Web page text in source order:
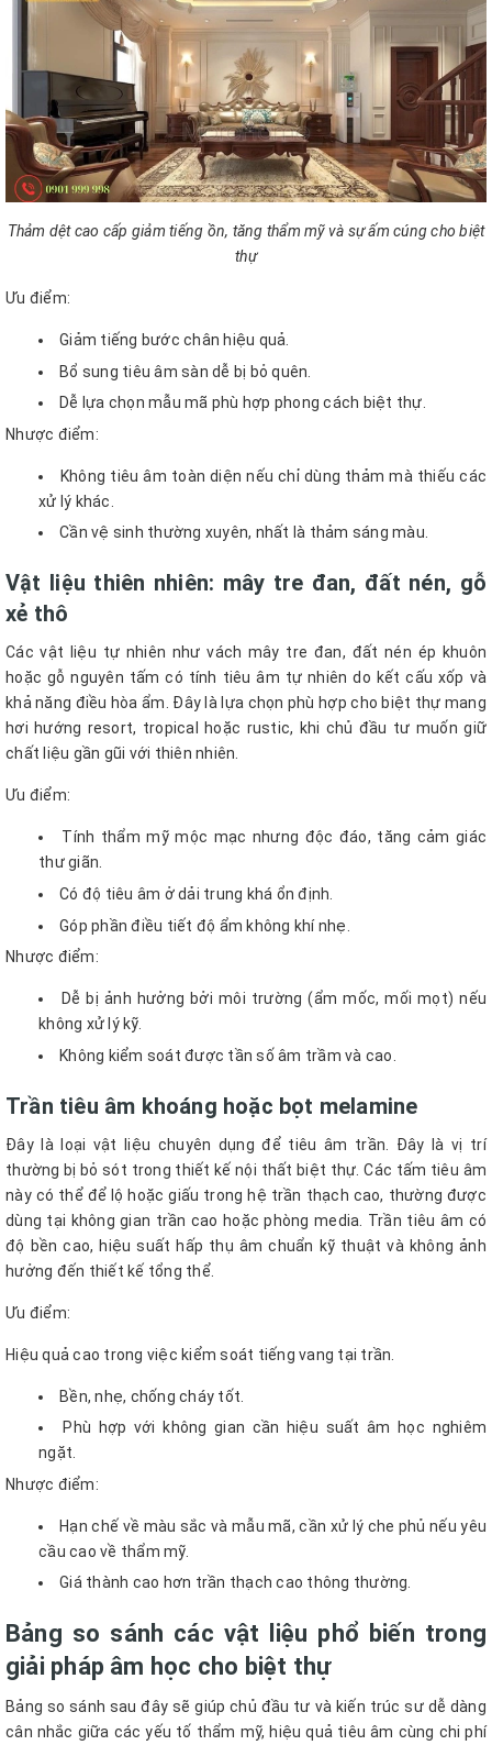
Thảm dệt cao cấp giảm tiếng ồn, tăng thẩm mỹ và sự ấm cúng cho biệt
thự
Ưu điểm:
Giảm tiếng bước chân hiệu quả.
Bổ sung tiêu âm sàn dễ bị bỏ quên.
Dễ lựa chọn mẫu mã phù hợp phong cách biệt thự.
Nhược điểm:
Không tiêu âm toàn diện nếu chỉ dùng thảm mà thiếu các
xử lý khác.
Cần vệ sinh thường xuyên, nhất là thảm sáng màu.
Vật liệu thiên nhiên: mây tre đan, đất nén, gỗ
xẻ thô
Các vật liệu tự nhiên như vách mây tre đan, đất nén ép khuôn
hoặc gỗ nguyên tấm có tính tiêu âm tự nhiên do kết cấu xốp và
khả năng điều hòa ẩm. Đây là lựa chọn phù hợp cho biệt thự mang
hơi hướng resort, tropical hoặc rustic, khi chủ đầu tư muốn giữ
chất liệu gần gũi với thiên nhiên.
Ưu điểm:
Tính thẩm mỹ mộc mạc nhưng độc đáo, tăng cảm giác
thư giãn.
Có độ tiêu âm ở dải trung khá ổn định.
Góp phần điều tiết độ ẩm không khí nhẹ.
Nhược điểm:
Dễ bị ảnh hưởng bởi môi trường (ẩm mốc, mối mọt) nếu
không xử lý kỹ.
Không kiểm soát được tần số âm trầm và cao.
Trần tiêu âm khoáng hoặc bọt melamine
Đây là loại vật liệu chuyên dụng để tiêu âm trần. Đây là vị trí
thường bị bỏ sót trong thiết kế nội thất biệt thự. Các tấm tiêu âm
này có thể để lộ hoặc giấu trong hệ trần thạch cao, thường được
dùng tại không gian trần cao hoặc phòng media. Trần tiêu âm có
độ bền cao, hiệu suất hấp thụ âm chuẩn kỹ thuật và không ảnh
hưởng đến thiết kế tổng thể.
Ưu điểm:
Hiệu quả cao trong việc kiểm soát tiếng vang tại trần.
Bền, nhẹ, chống cháy tốt.
Phù hợp với không gian cần hiệu suất âm học nghiêm
ngặt.
Nhược điểm:
Hạn chế về màu sắc và mẫu mã, cần xử lý che phủ nếu yêu
cầu cao về thẩm mỹ.
Giá thành cao hơn trần thạch cao thông thường.
Bảng so sánh các vật liệu phổ biến trong
giải pháp âm học cho biệt thự
Bảng so sánh sau đây sẽ giúp chủ đầu tư và kiến trúc sư dễ dàng
cân nhắc giữa các yếu tố thẩm mỹ, hiệu quả tiêu âm cùng chi phí